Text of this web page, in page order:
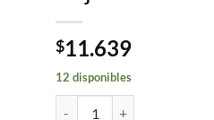
$11.639
12 disponibles